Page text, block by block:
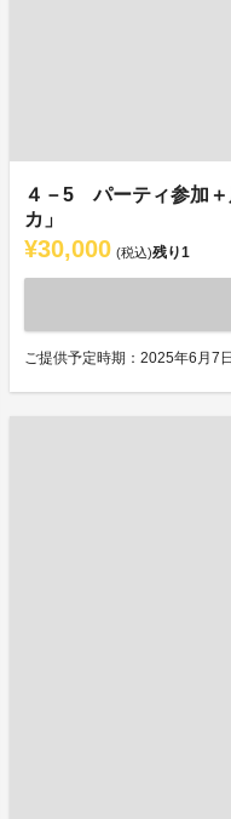
４－5 パーティ参加
カ」
¥30,000 (税込)残り1
ご提供予定時期：2025年6月7